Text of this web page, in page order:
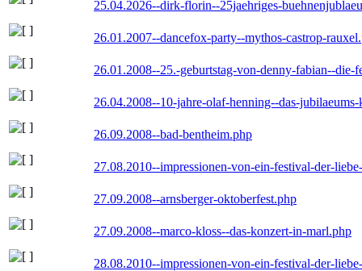
25.04.2026--dirk-florin--25jaehriges-
26.01.2007--dancefox-party--mythos-castrop-
26.01.2008--25.-geburtstag-von-denny-fabian--die-
26.04.2008--10-jahre-olaf-henning--das-
26.09.2008--bad-bentheim.php
27.08.2010--impressionen-von-ein-festival-der-
27.09.2008--arnsberger-oktoberfest.php
27.09.2008--marco-kloss--das-konzert-in-marl.php
28.08.2010--impressionen-von-ein-festival-der-